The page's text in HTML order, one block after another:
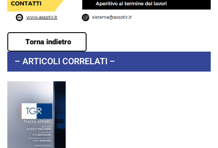
Torna indietro
– ARTICOLI CORRELATI –